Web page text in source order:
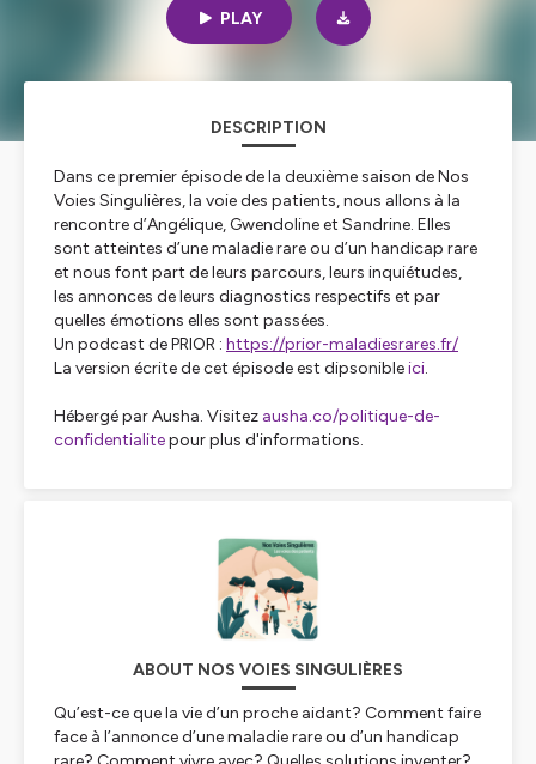
PLAY
DESCRIPTION
Dans ce premier épisode de la deuxième saison deNos
Voies Singulières,la voie des patients, nous allons à la
rencontre d’Angélique, Gwendoline et Sandrine. Elles
sont atteintes d’une maladie rare ou d’un handicap rare
et nous font part de leurs parcours, leurs inquiétudes,
les annonces de leurs diagnostics respectifs et par
quelles émotions elles sont passées.
Un podcast de PRIOR : https://prior-maladiesrares.fr/
La version écrite de cet épisode est dipsonibleici.
Hébergé par Ausha. Visitez ausha.co/politique-de-
confidentialitepour plus d'informations.
ABOUT NOS VOIES SINGULIÈRES
Qu’est-ce que la vie d’un proche aidant? Comment faire
face à l’annonce d’une maladie rare ou d’un handicap